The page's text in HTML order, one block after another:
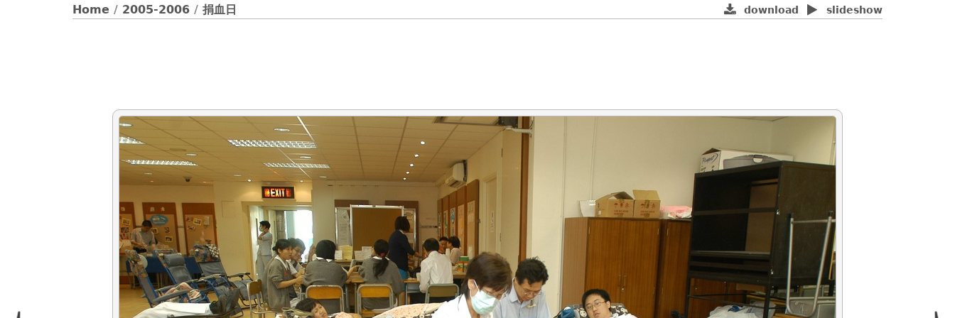
slideshow
download
Home / 2005-2006 / 捐血日